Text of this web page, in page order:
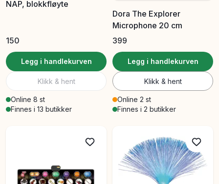
NAP, blokkfløyte
150
Legg i handlekurven
Klikk & hent
Online 8 st
Finnes i 13 butikker
Dora The Explorer
Microphone 20 cm
399
Legg i handlekurven
Klikk & hent
Online 2 st
Finnes i 2 butikker